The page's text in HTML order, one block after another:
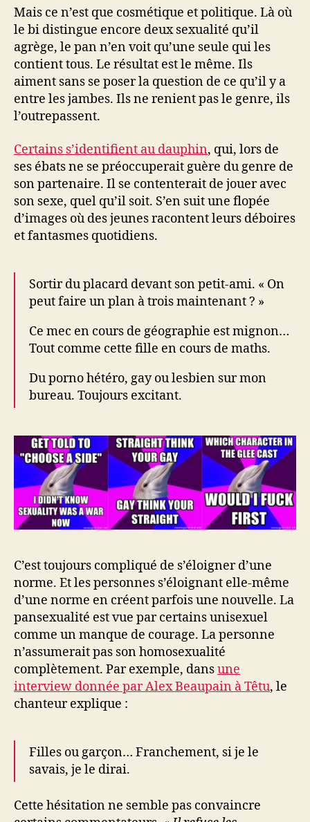
Mais ce n’est que cosmétique et politique. Là où
le bi distingue encore deux sexualité qu’il
agrège, le pan n’en voit qu’une seule qui les
contient tous. Le résultat est le même. Ils
aiment sans se poser la question de ce qu’il y a
entre les jambes. Ils ne renient pas le genre, ils
l’outrepassent.
Certains s’identifient au dauphin, qui, lors de
ses ébats ne se préoccuperait guère du genre de
son partenaire. Il se contenterait de jouer avec
son sexe, quel qu’il soit. S’en suit une flopée
d’images où des jeunes racontent leurs déboires
et fantasmes quotidiens.
Sortir du placard devant son petit-ami. « On
peut faire un plan à trois maintenant ? »
Ce mec en cours de géographie est mignon…
Tout comme cette fille en cours de maths.
Du porno hétéro, gay ou lesbien sur mon
bureau. Toujours excitant.
C’est toujours compliqué de s’éloigner d’une
norme. Et les personnes s’éloignant elle-même
d’une norme en créent parfois une nouvelle. La
pansexualité est vue par certains unisexuel
comme un manque de courage. La personne
n’assumerait pas son homosexualité
complètement. Par exemple, dansune
interview donnée par Alex Beaupain à Têtu, le
chanteur explique :
Filles ou garçon… Franchement, si je le
savais, je le dirai.
Cette hésitation ne semble pas convaincre